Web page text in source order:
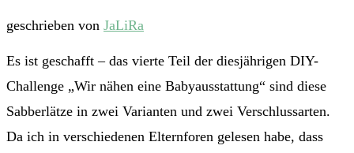
geschrieben von JaLiRa
Es ist geschafft – das vierte Teil der diesjährigen DIY-
Challenge „Wir nähen eine Babyausstattung“ sind diese
Sabberlätze in zwei Varianten und zwei Verschlussarten.
Da ich in verschiedenen Elternforen gelesen habe, dass